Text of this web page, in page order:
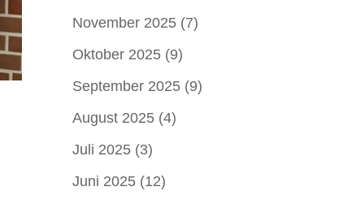
November 2025(7)
Oktober 2025(9)
September 2025(9)
August 2025(4)
Juli 2025(3)
Juni 2025(12)